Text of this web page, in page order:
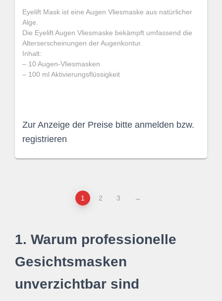
Eyelift Mask ist eine Augen Vliesmaske aus natürlicher
Alge.
Die Eyelift Augen Vliesmaske bekämpft umfassend die
Alterserscheinungen der Augenkontur.
Inhalt:
– 10 Augen-Vliesmasken
– 100 ml Aktivierungsflüssigkeit
Zur Anzeige der Preise bitte anmelden bzw.
registrieren
1 2 3 →
1. Warum professionelle
Gesichtsmasken
unverzichtbar sind